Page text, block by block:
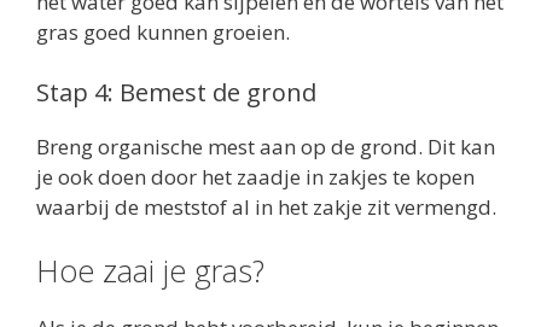
gras goed kunnen groeien.
Stap 4: Bemest de grond
Breng organische mest aan op de grond. Dit kan
je ook doen door het zaadje in zakjes te kopen
waarbij de meststof al in het zakje zit vermengd.
Hoe zaai je gras?